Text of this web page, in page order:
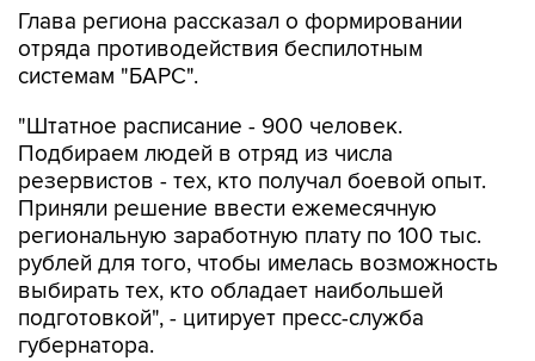
Глава региона рассказал о формировании
отряда противодействия беспилотным
системам "БАРС".
"Штатное расписание - 900 человек.
Подбираем людей в отряд из числа
резервистов - тех, кто получал боевой опыт.
Приняли решение ввести ежемесячную
региональную заработную плату по 100 тыс.
рублей для того, чтобы имелась возможность
выбирать тех, кто обладает наибольшей
подготовкой", - цитирует пресс-служба
губернатора.